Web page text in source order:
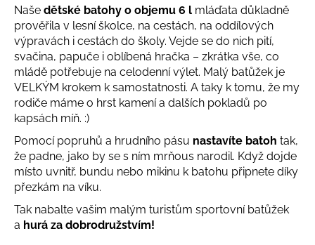
Naše dětské batohy o objemu 6 l mláďata důkladně
prověřila v lesní školce, na cestách, na oddílových
výpravách i cestách do školy. Vejde se do nich pití,
svačina, papuče i oblíbená hračka – zkrátka vše, co
mládě potřebuje na celodenní výlet. Malý batůžek je
VELKÝM krokem k samostatnosti. A taky k tomu, že my
rodiče máme o hrst kamení a dalších pokladů po
kapsách míň. :)
Pomocí popruhů a hrudního pásu nastavíte batoh tak,
že padne, jako by se s ním mrňous narodil. Když dojde
místo uvnitř, bundu nebo mikinu k batohu připnete díky
přezkám na víku.
Tak nabalte vašim malým turistům sportovní batůžek
a hurá za dobrodružstvím!
r
e
b
u
j
e
t
e
n
á
j
s
ť